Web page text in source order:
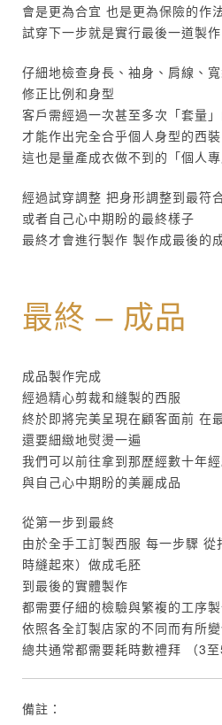
會是更為合宜 也是更為保險的作
試穿下一步就是實行最後一道製
仔細地檢查身長、袖身、肩線、
修正比例和身型
客戶需經過一次甚至多次「套量
才能作出完全合乎個人身型的西裝
這也是量產成衣做不到的「個人專
經過試穿調整 把身形調整到最符
或者自己心中期盼的最終樣子
最終才會進行製作 製作成最後的
最終 – 成品
成品製作完成
經過精心剪裁和縫製的西服
終於即將完美呈現在顧客面前 在
還要細緻地熨燙一遍
我們可以前往拿到那歷經數十年
與自己心中期盼的美麗成品
從第一步到最終
由於全手工訂製西服 每一步驟
時縫起來）做成毛胚
到最後的實體製作
都需要仔細的檢驗與繁複的工序
依照各全訂製店家的不同而有所
總共通常都需要耗時數禮拜 （3至
備註：